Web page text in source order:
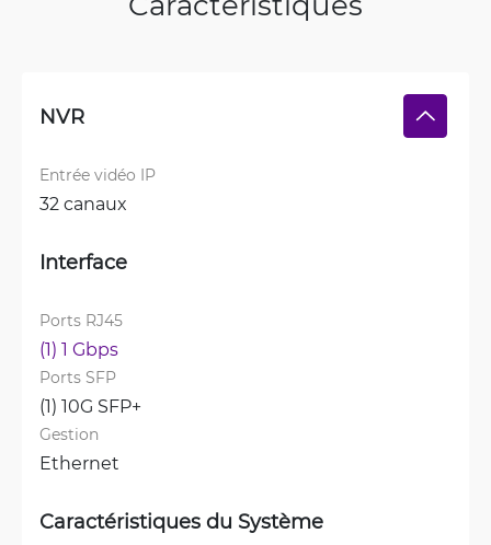
NVR
Entrée vidéo IP
32 canaux
Interface
Ports RJ45
(1) 1 Gbps
Ports SFP
(1) 10G SFP+
Gestion
Ethernet
Caractéristiques du Système